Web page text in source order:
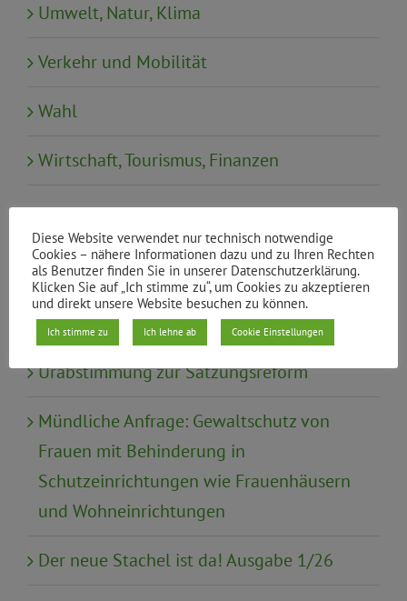
Umwelt, Natur, Klima
Verkehr und Mobilität
Wahl
Wirtschaft, Tourismus, Finanzen
Neueste Beiträge
Klimaneutral und bezahlbar heizen:
Rückblick auf die Sonderbezirksgruppe
„Soziale Wärmewende im Kiez“
Urabstimmung zur Satzungsreform
Mündliche Anfrage: Gewaltschutz von
Frauen mit Behinderung in
Schutzeinrichtungen wie Frauenhäusern
und Wohneinrichtungen
Der neue Stachel ist da! Ausgabe 1/26
Diese Website verwendet nur technisch notwendige
Cookies – nähere Informationen dazu und zu Ihren Rechten
als Benutzer finden Sie in unserer Datenschutzerklärung.
Klicken Sie auf „Ich stimme zu“, um Cookies zu akzeptieren
und direkt unsere Website besuchen zu können.
Ich stimme zu Ich lehne ab Cookie Einstellungen